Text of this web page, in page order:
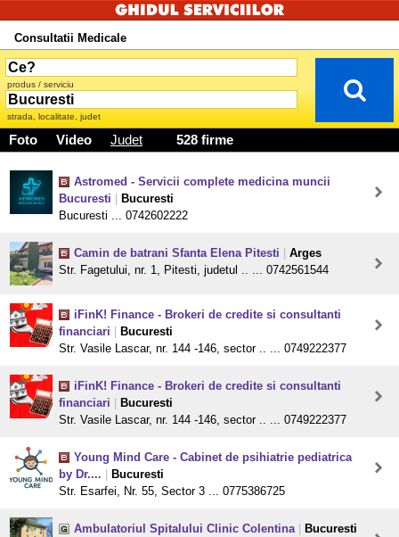
Consultatii Medicale
produs / serviciu
strada, localitate, judet
Foto Video Judet 528 firme
Astromed - Servicii complete medicina muncii
Bucuresti
Bucuresti
Bucuresti ... 0742602222
Camin de batrani Sfanta Elena Pitesti
Arges
Str. Fagetului, nr. 1, Pitesti, judetul .. ... 0742561544
iFinK! Finance - Brokeri de credite si consultanti
financiari
Bucuresti
Str. Vasile Lascar, nr. 144 -146, sector .. ... 0749222377
iFinK! Finance - Brokeri de credite si consultanti
financiari
Bucuresti
Str. Vasile Lascar, nr. 144 -146, sector .. ... 0749222377
Young Mind Care - Cabinet de psihiatrie pediatrica
by Dr....
Bucuresti
Str. Esarfei, Nr. 55, Sector 3 ... 0775386725
Ambulatoriul Spitalului Clinic Colentina
Bucuresti